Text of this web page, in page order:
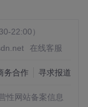
22:00）
在线客服
务合作 寻求报道
性网站备案信息